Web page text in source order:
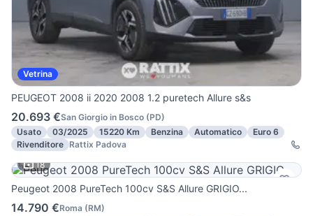
Vetrina
PEUGEOT 2008 ii 2020 2008 1.2 puretech Allure s&s
20.693 €San Giorgio in Bosco (PD)
Usato
03/2025 15220 Km Benzina Automatico
Euro 6
Rivenditore Rattix Padova
18
Peugeot 2008 PureTech 100cv S&S Allure GRIGIO...
14.790 €Roma (RM)